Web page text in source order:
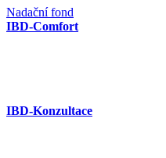
Nadační fond
IBD-Comfort
IBD-Konzultace